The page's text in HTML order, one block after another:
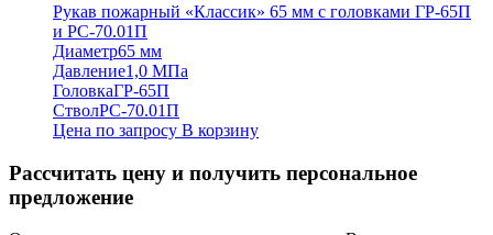
Рукав пожарный «Классик» 65 мм с головками ГР-65П
и РС-70.01П
Диаметр65 мм
Давление1,0 МПа
ГоловкаГР-65П
СтволРС-70.01П
Цена по запросу В корзину
Рассчитать цену и получить персональное
предложение